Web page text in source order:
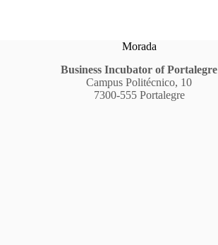
Morada
Business Incubator of Portalegre
Campus Politécnico, 10
7300-555 Portalegre